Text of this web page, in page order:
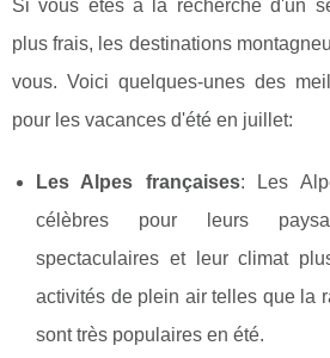
Si vous êtes à la recherche d'un
plus frais, les destinations
vous. Voici quelques-unes des
pour les vacances d'été en juillet:
Les Alpes françaises: Les
célèbres pour leurs
spectaculaires et leur climat
activités de plein air telles que la
sont très populaires en été.